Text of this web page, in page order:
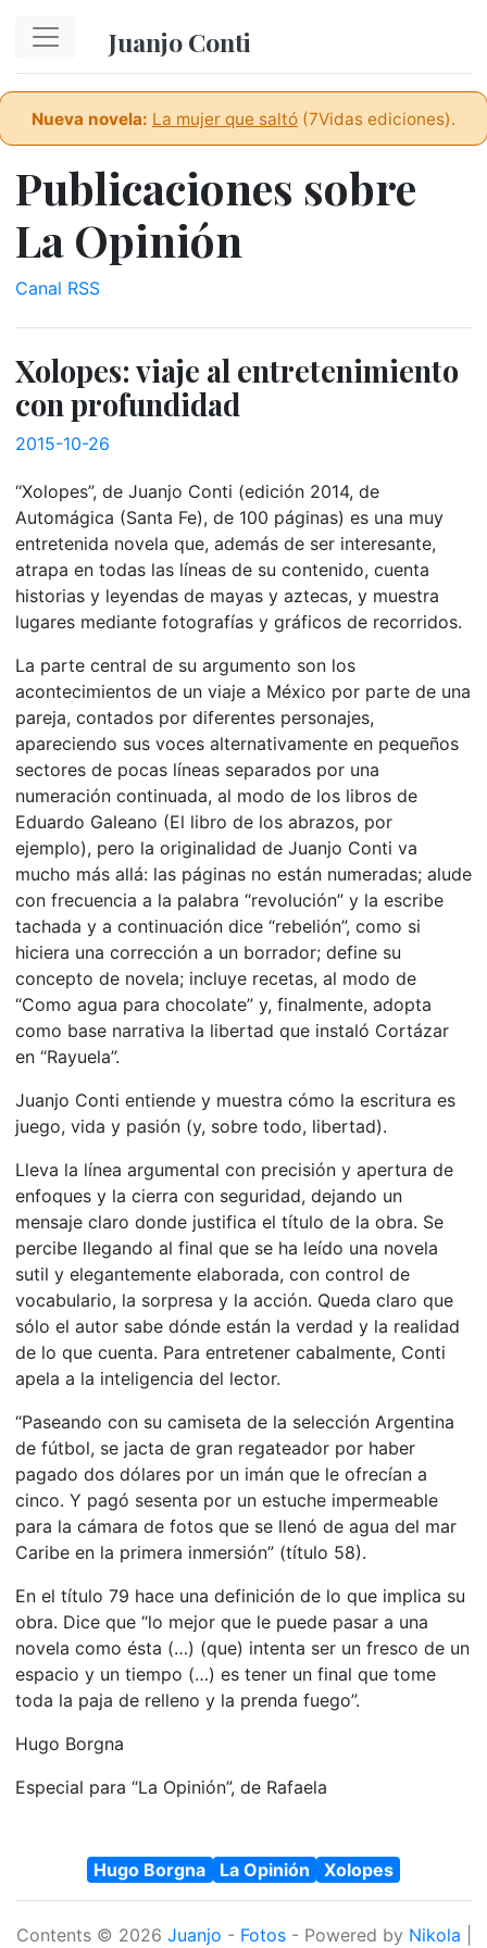
Juanjo Conti
Nueva novela: La mujer que saltó (7Vidas ediciones).
Publicaciones sobre
La Opinión
Canal RSS
Xolopes: viaje al entretenimiento
con profundidad
2015-10-26
“Xolopes”, de Juanjo Conti (edición 2014, de
Automágica (Santa Fe), de 100 páginas) es una muy
entretenida novela que, además de ser interesante,
atrapa en todas las líneas de su contenido, cuenta
historias y leyendas de mayas y aztecas, y muestra
lugares mediante fotografías y gráficos de recorridos.
La parte central de su argumento son los
acontecimientos de un viaje a México por parte de una
pareja, contados por diferentes personajes,
apareciendo sus voces alternativamente en pequeños
sectores de pocas líneas separados por una
numeración continuada, al modo de los libros de
Eduardo Galeano (El libro de los abrazos, por
ejemplo), pero la originalidad de Juanjo Conti va
mucho más allá: las páginas no están numeradas; alude
con frecuencia a la palabra “revolución” y la escribe
tachada y a continuación dice “rebelión”, como si
hiciera una corrección a un borrador; define su
concepto de novela; incluye recetas, al modo de
“Como agua para chocolate” y, finalmente, adopta
como base narrativa la libertad que instaló Cortázar
en “Rayuela”.
Juanjo Conti entiende y muestra cómo la escritura es
juego, vida y pasión (y, sobre todo, libertad).
Lleva la línea argumental con precisión y apertura de
enfoques y la cierra con seguridad, dejando un
mensaje claro donde justifica el título de la obra. Se
percibe llegando al final que se ha leído una novela
sutil y elegantemente elaborada, con control de
vocabulario, la sorpresa y la acción. Queda claro que
sólo el autor sabe dónde están la verdad y la realidad
de lo que cuenta. Para entretener cabalmente, Conti
apela a la inteligencia del lector.
“Paseando con su camiseta de la selección Argentina
de fútbol, se jacta de gran regateador por haber
pagado dos dólares por un imán que le ofrecían a
cinco. Y pagó sesenta por un estuche impermeable
para la cámara de fotos que se llenó de agua del mar
Caribe en la primera inmersión” (título 58).
En el título 79 hace una definición de lo que implica su
obra. Dice que “lo mejor que le puede pasar a una
novela como ésta (…) (que) intenta ser un fresco de un
espacio y un tiempo (…) es tener un final que tome
toda la paja de relleno y la prenda fuego”.
Hugo Borgna
Especial para “La Opinión”, de Rafaela
Hugo Borgna La Opinión Xolopes
Contents © 2026 Juanjo - Fotos- Powered by Nikola